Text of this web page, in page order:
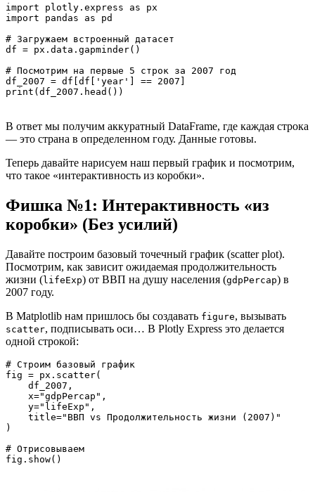
import plotly.express as px
import pandas as pd
# Загружаем встроенный датасет
df = px.data.gapminder()
# Посмотрим на первые 5 строк за 2007 год
df_2007 = df[df['year'] == 2007]
В ответ мы получим аккуратный DataFrame, где каждая строка
— это страна в определенном году. Данные готовы.
Теперь давайте нарисуем наш первый график и посмотрим,
что такое «интерактивность из коробки».
Фишка №1: Интерактивность «из
коробки» (Без усилий)
Давайте построим базовый точечный график (scatter plot).
Посмотрим, как зависит ожидаемая продолжительность
жизни (lifeExp) от ВВП на душу населения (gdpPercap) в
2007 году.
В Matplotlib нам пришлось бы создавать figure, вызывать
scatter, подписывать оси… В Plotly Express это делается
одной строкой:
# Строим базовый график
fig = px.scatter(
    df_2007,
    x="gdpPercap",
    y="lifeExp",
    title="ВВП vs Продолжительность жизни (2007)"
)
# Отрисовываем